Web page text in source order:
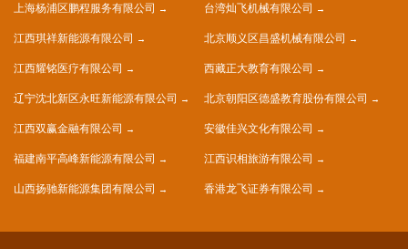
上海杨浦区鹏程服务有限公司 台湾灿飞机械有限公司
江西琪祥新能源有限公司 北京顺义区昌盛机械有限公司
江西耀铭医疗有限公司 西藏正大教育有限公司
辽宁沈北新区永旺新能源有限公司 北京朝阳区德盛教育股份有限公司
江西双赢金融有限公司 安徽佳兴文化有限公司
福建南平高峰新能源有限公司 江西识相旅游有限公司
山西扬驰新能源集团有限公司 香港龙飞证券有限公司